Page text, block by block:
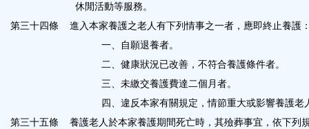
休閒活動等服務。
第三十四條
進入本家養護之老人有下列情事之一者，應即終止養護
一、自願退養者。
二、健康狀況已改善，不符合養護條件者。
三、未繳交養護費達二個月者。
四、違反本家有關規定，情節重大或影響養護老
第三十五條
養護老人於本家養護期間死亡時，其殮葬事宜，依下列